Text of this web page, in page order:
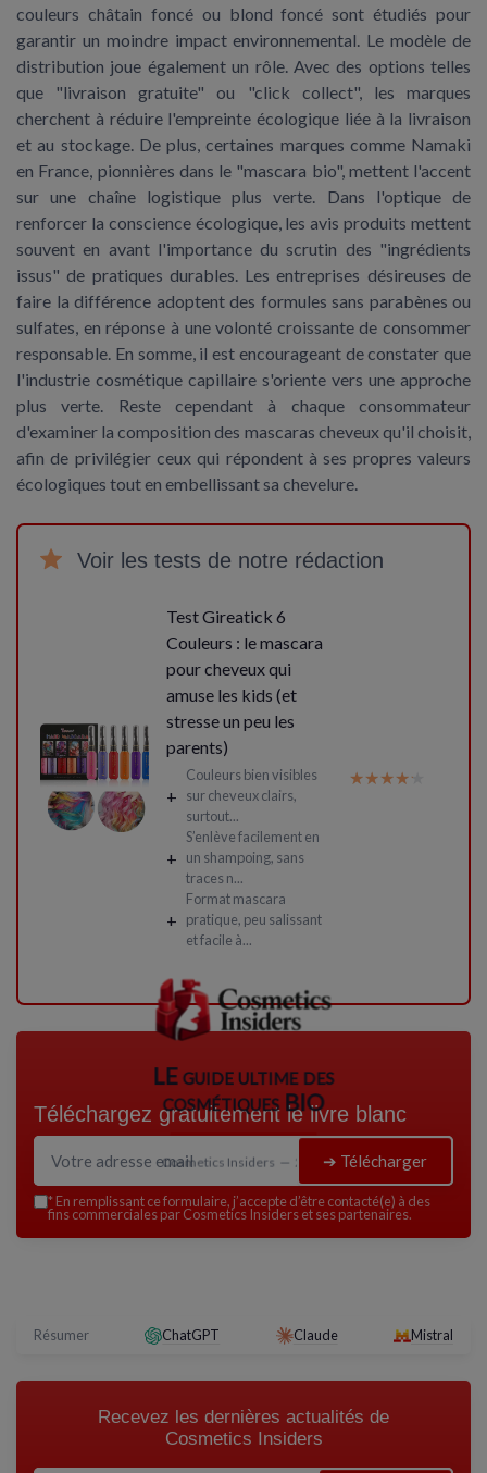
couleurs châtain foncé ou blond foncé sont étudiés pour
garantir un moindre impact environnemental. Le modèle de
distribution joue également un rôle. Avec des options telles
que "livraison gratuite" ou "click collect", les marques
cherchent à réduire l'empreinte écologique liée à la livraison
et au stockage. De plus, certaines marques comme Namaki
en France, pionnières dans le "mascara bio", mettent l'accent
sur une chaîne logistique plus verte. Dans l'optique de
renforcer la conscience écologique, les avis produits mettent
souvent en avant l'importance du scrutin des "ingrédients
issus" de pratiques durables. Les entreprises désireuses de
faire la différence adoptent des formules sans parabènes ou
sulfates, en réponse à une volonté croissante de consommer
responsable. En somme, il est encourageant de constater que
l'industrie cosmétique capillaire s'oriente vers une approche
plus verte. Reste cependant à chaque consommateur
d'examiner la composition des mascaras cheveux qu'il choisit,
afin de privilégier ceux qui répondent à ses propres valeurs
écologiques tout en embellissant sa chevelure.
Voir les tests de notre rédaction
Test Gireatick 6
Couleurs : le mascara
pour cheveux qui
amuse les kids (et
stresse un peu les
parents)
+
Couleurs bien visibles
sur cheveux clairs,
surtout...
+
S’enlève facilement en
un shampoing, sans
traces n...
+
Format mascara
pratique, peu salissant
et facile à...
★★★★★
★★★★★
LE guide ultime des
cosmétiques BIO
Cosmetics Insiders — 2026
Téléchargez gratuitement le livre blanc
➔ Télécharger
* En remplissant ce formulaire, j’accepte d’être contacté(e) à des
fins commerciales par Cosmetics Insiders et ses partenaires.
Résumer ChatGPT Claude Mistral
Recevez les dernières actualités de
Cosmetics Insiders